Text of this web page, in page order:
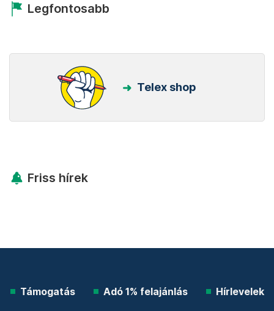
Legfontosabb
Telex shop
Friss hírek
Támogatás Adó 1% felajánlás Hírlevelek